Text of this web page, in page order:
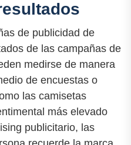
de publicidad de
de las campañas de
medirse de manera
de encuestas o
las camisetas
más elevado
publicitario, las